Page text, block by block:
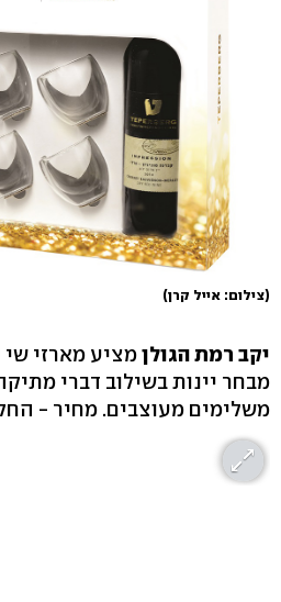
(צילום: אייל קרן)
יקב רמת הגולןמציע מארזי שי
מבחר יינות בשילוב דברי מתיקה
משלימים מעוצבים. מחיר - החל מ-84